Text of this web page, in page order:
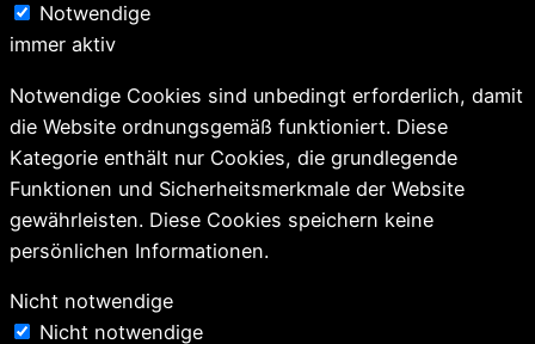
Notwendige
immer aktiv
Notwendige Cookies sind unbedingt erforderlich, damit
die Website ordnungsgemäß funktioniert. Diese
Kategorie enthält nur Cookies, die grundlegende
Funktionen und Sicherheitsmerkmale der Website
gewährleisten. Diese Cookies speichern keine
persönlichen Informationen.
Nicht notwendige
Nicht notwendige